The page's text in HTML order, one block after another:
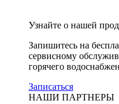
Узнайте о нашей
Запишитесь на
сервисному
горячего
Записаться
НАШИ ПАРТНЕРЫ